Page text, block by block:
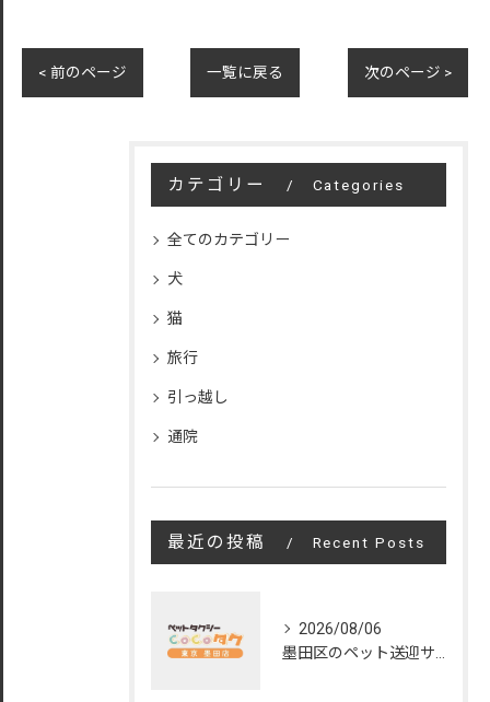
< 前のページ 一覧に戻る 次のページ >
カテゴリー Categories
全てのカテゴリー
犬
猫
旅行
引っ越し
通院
最近の投稿 Recent Posts
2026/08/06